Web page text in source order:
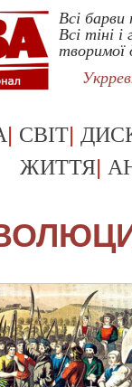
Всі
Всі тіні і
творимої
| СВІТ|
ЖИТТЯ|